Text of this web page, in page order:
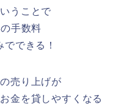
うことで
手数料
できる！
売り上げが
金を貸しやすくなる